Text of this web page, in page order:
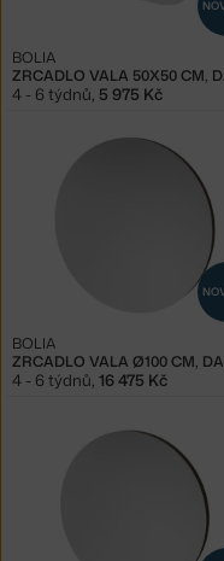
BOLIA
4 - 6 týdnů, 5 975 Kč
BOLIA
4 - 6 týdnů, 16 475 Kč